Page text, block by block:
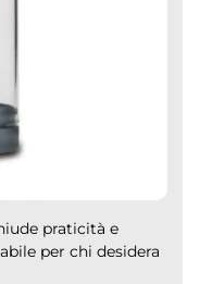
praticità e
per chi desidera